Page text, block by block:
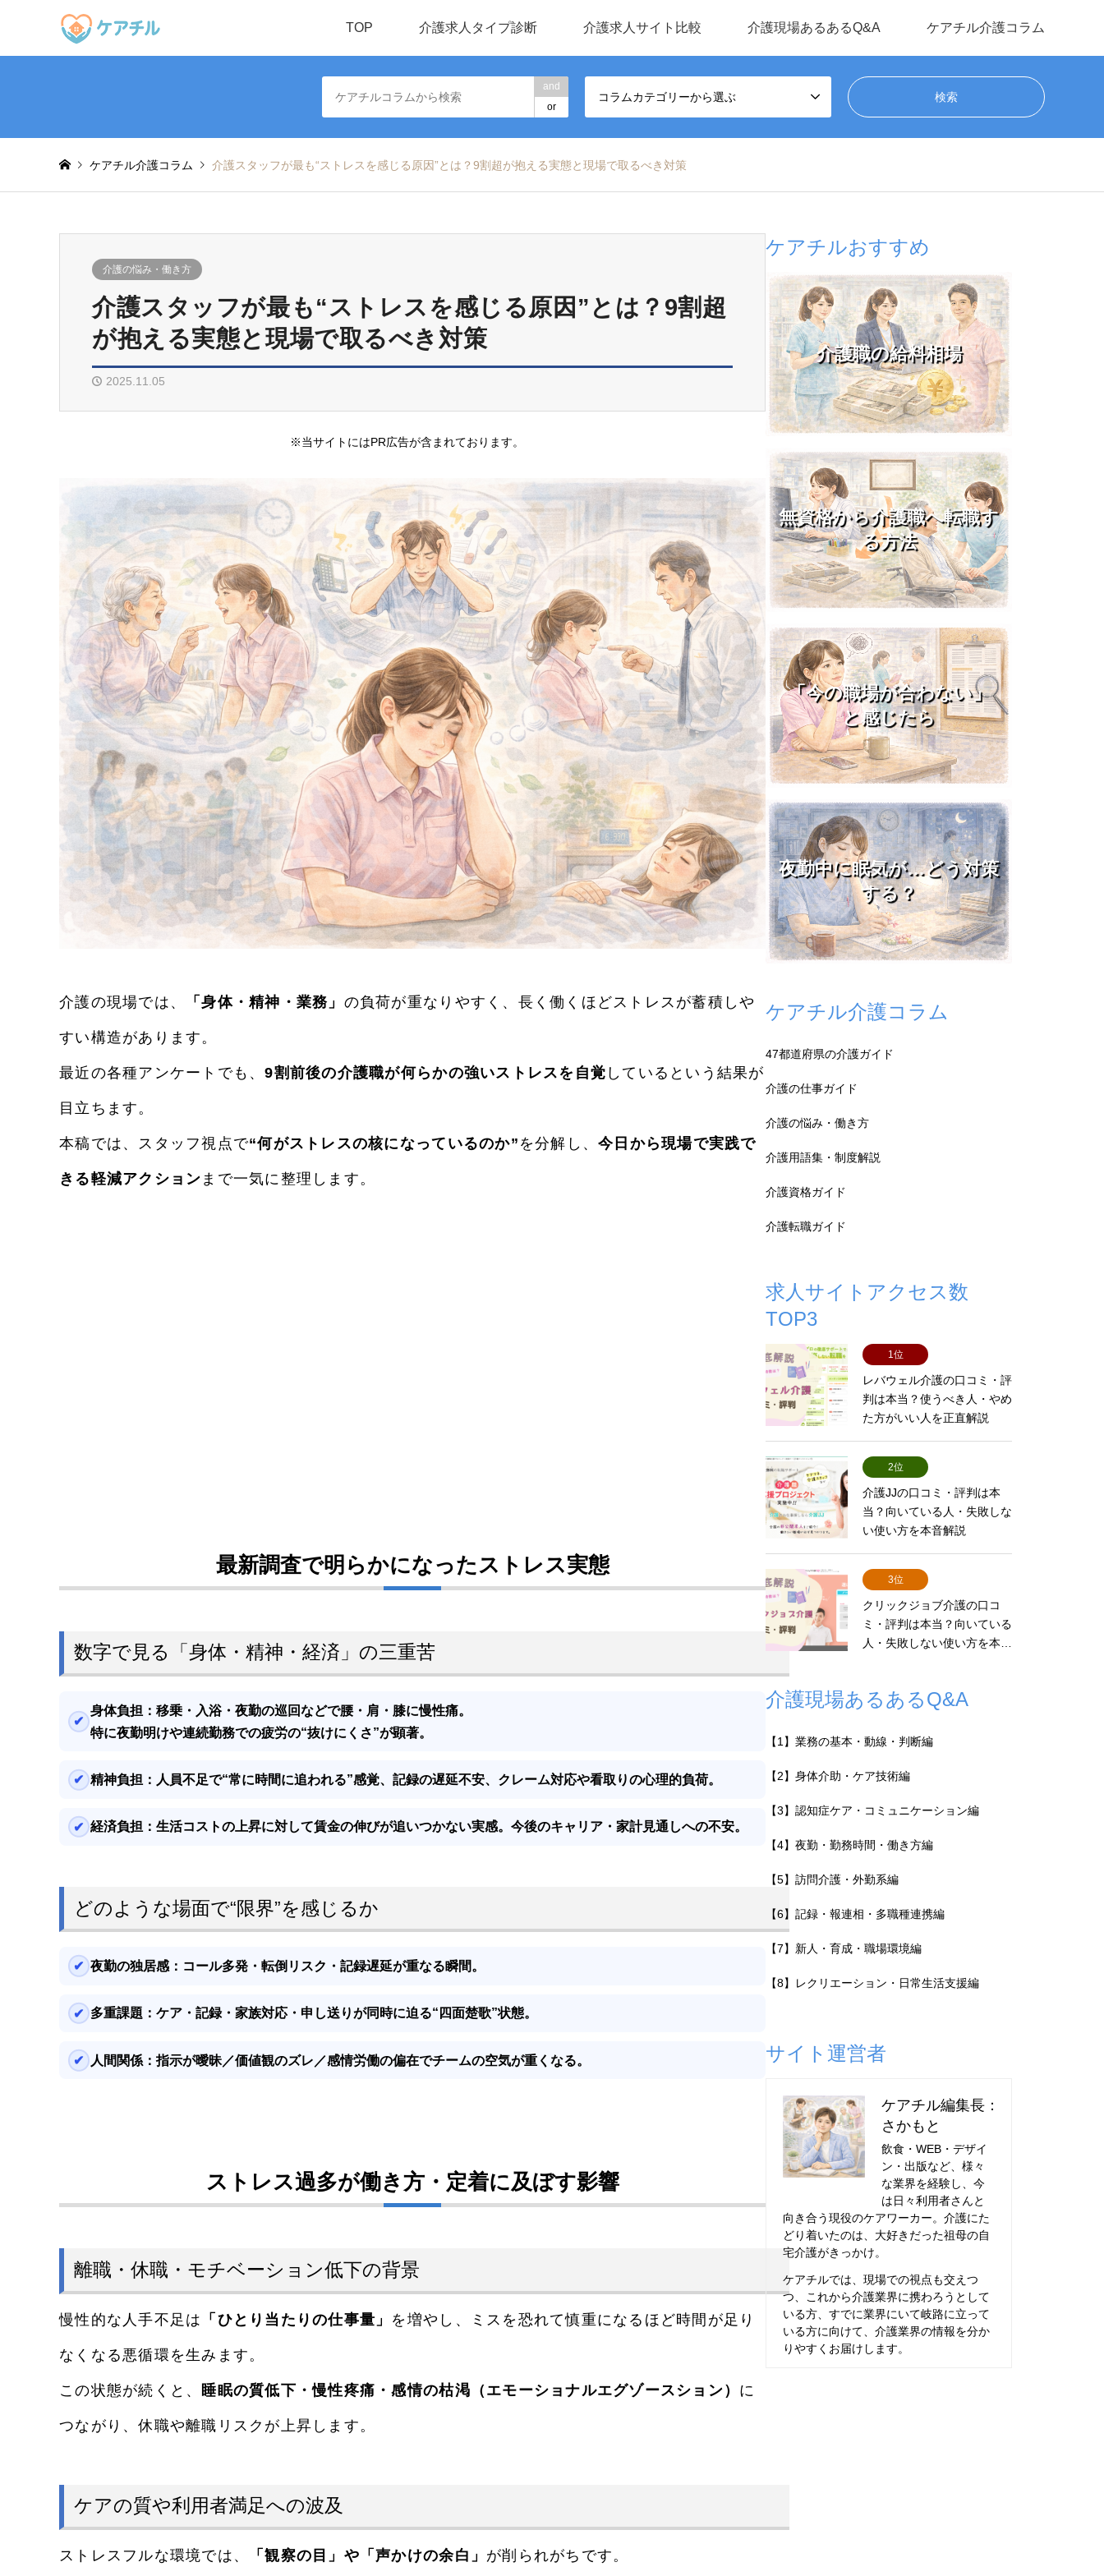
TOP 介護求人タイプ診断 介護求人サイト比較 介護現場あるあるQ&A ケアチル介護コラム
and
or
コラムカテゴリーから選ぶ
ケアチル介護コラム 介護スタッフが最も“ストレスを感じる原因”とは？9割超が抱える実態と現場で取るべき対策
介護の悩み・働き方
介護スタッフが最も“ストレスを感じる原因”とは？9割超
が抱える実態と現場で取るべき対策
2025.11.05
※当サイトにはPR広告が含まれております。
介護の現場では、 「身体・精神・業務」 の負荷が重なりやすく、長く働くほどストレスが蓄積しや
すい構造があります。
最近の各種アンケートでも、9割前後の介護職が何らかの強いストレスを自覚 しているという結果が
目立ちます。
本稿では、スタッフ視点で“何がストレスの核になっているのか” を分解し、今日から現場で実践で
きる軽減アクション まで一気に整理します。
最新調査で明らかになったストレス実態
数字で見る「身体・精神・経済」の三重苦
身体負担：移乗・入浴・夜勤の巡回などで腰・肩・膝に慢性痛。
特に夜勤明けや連続勤務での疲労の“抜けにくさ”が顕著。
精神負担： 人員不足で“常に時間に追われる”感覚、記録の遅延不安、クレーム対応や看取りの心理的負荷。
経済負担：生活コストの上昇に対して賃金の伸びが追いつかない実感。今後のキャリア・家計見通しへの不安。
どのような場面で“限界”を感じるか
夜勤の独居感： コール多発・転倒リスク・記録遅延が重なる瞬間。
多重課題：ケア・記録・家族対応・申し送りが同時に迫る“四面楚歌”状態。
人間関係：指示が曖昧／価値観のズレ／感情労働の偏在でチームの空気が重くなる。
ストレス過多が働き方・定着に及ぼす影響
離職・休職・モチベーション低下の背景
慢性的な人手不足は 「ひとり当たりの仕事量」 を増やし、ミスを恐れて慎重になるほど時間が足り
なくなる悪循環を生みます。
この状態が続くと、 睡眠の質低下・慢性疼痛・感情の枯渇（エモーショナルエグゾースション） に
つながり、休職や離職リスクが上昇します。
ケアの質や利用者満足への波及
ストレスフルな環境では、 「観察の目」や「声かけの余白」 が削られがちです。
ケアチルおすすめ
介護職の給料相場
無資格から介護職へ転職す
る方法
「今の職場が合わない」
と感じたら
夜勤中に眠気が…どう対策
する？
ケアチル介護コラム
47都道府県の介護ガイド
介護の仕事ガイド
介護の悩み・働き方
介護用語集・制度解説
介護資格ガイド
介護転職ガイド
求人サイトアクセス数
TOP3
1位
レバウェル介護の口コミ・評
判は本当？使うべき人・やめ
た方がいい人を正直解説
2位
介護JJの口コミ・評判は本
当？向いている人・失敗しな
い使い方を本音解説
3位
クリックジョブ介護の口コ
ミ・評判は本当？向いている
人・失敗しない使い方を本…
介護現場あるあるQ&A
【1】業務の基本・動線・判断編
【2】身体介助・ケア技術編
【3】認知症ケア・コミュニケーション編
【4】夜勤・勤務時間・働き方編
【5】訪問介護・外勤系編
【6】記録・報連相・多職種連携編
【7】新人・育成・職場環境編
【8】レクリエーション・日常生活支援編
サイト運営者
ケアチル編集長：
さかもと
飲食・WEB・デザイ
ン・出版など、様々
な業界を経験し、今
は日々利用者さんと
向き合う現役のケアワーカー。介護にた
どり着いたのは、大好きだった祖母の自
宅介護がきっかけ。
ケアチルでは、現場での視点も交えつ
つ、これから介護業界に携わろうとして
いる方、すでに業界にいて岐路に立って
いる方に向けて、介護業界の情報を分か
りやすくお届けします。